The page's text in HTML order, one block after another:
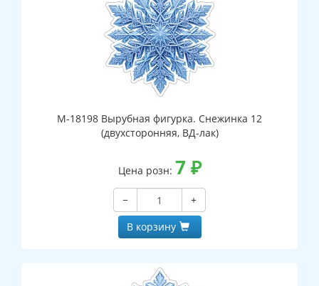
М-18198 Вырубная фигурка. Снежинка 12
(двухсторонняя, ВД-лак)
Цена розн: 7 ₽
−
+
В корзину